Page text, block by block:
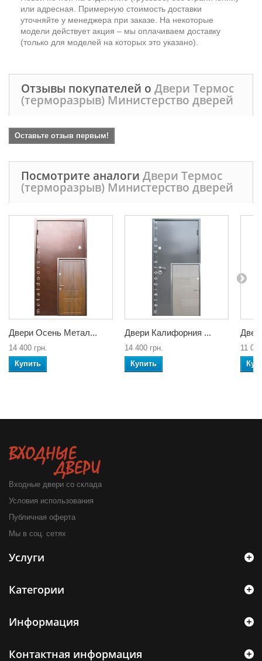
или адресная. Примерную стоимость доставки
уточняйте у менеджера при заказе. На некоторые
модели действует акция – мы оплачиваем доставку
(только для моделей на которых это указано).
Отзывы покупателей о Двери Термос
(терморазрыв) Министерство дверей
Оставьте отзыв первым!
Посмотрите аналоги Двери Термос
(терморазрыв) Министерство дверей
Двери Осень Метал...
14 400 грн.
Купить
Двери Калифорния ...
14 400 грн.
Купить
11
Входные двери со склада
Условия использования
Публичная оферта
Мы в соц. сетях
Услуги
Категории
Информация
Контактная информация